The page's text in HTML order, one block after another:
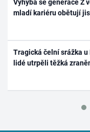
Vyhýbá se generace Z
mladí kariéru obětují
Tragická čelní srážka
lidé utrpěli těžká